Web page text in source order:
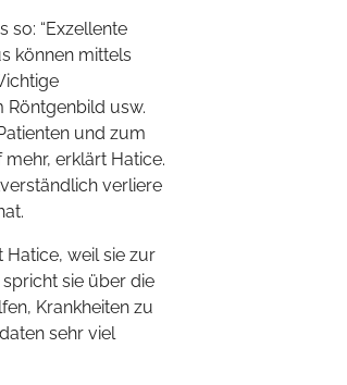
so: “Exzellente
können mittels
Röntgenbild usw.
und zum
erklärt Hatice.
verliere
Hatice, weil sie zur
sie über die
Krankheiten zu
sehr viel